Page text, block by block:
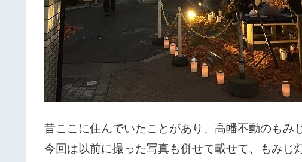
昔ここに住んでいたことがあり、高幡不動のもみ
今回は以前に撮った写真も併せて載せて、もみじ